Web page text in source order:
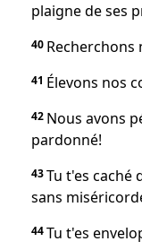
plaigne de ses
40 Recherchons
41 Élevons nos
42 Nous avons
pardonné!
43Tu t'es caché
sans
44Tu t'es